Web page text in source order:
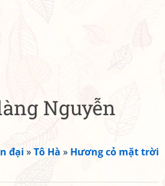
Nguyễn
đại »Tô Hà » Hương cỏ mặt trời